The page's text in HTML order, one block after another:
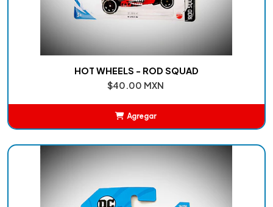
HOT WHEELS - ROD SQUAD
$40.00 MXN
Agregar